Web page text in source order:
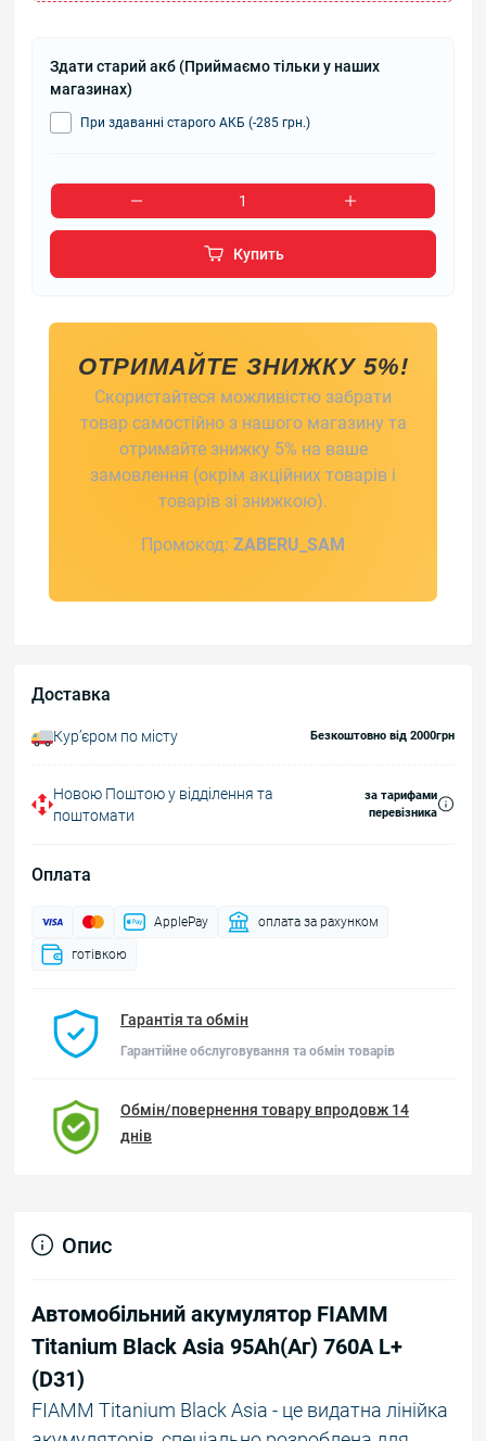
Здати старий акб (Приймаємо тільки у наших
магазинах)
При здаванні старого АКБ (-285 грн.)
Купить
ОТРИМАЙТЕ ЗНИЖКУ 5%!
Скористайтеся можливістю забрати
товар самостійно з нашого магазину та
отримайте знижку 5% на ваше
замовлення (окрім акційних товарів і
товарів зі знижкою).
Промокод: ZABERU_SAM
Доставка
Курʼєром по місту Безкоштовно від 2000грн
Новою Поштою у відділення та
поштомати
за тарифами
перевізника
Оплата
ApplePay оплата за рахунком
готівкою
Гарантія та обмін
Гарантійне обслуговування та обмін товарів
Обмін/повернення товару впродовж 14
днів
Опис
Автомобільний акумулятор FIAMM
Titanium Black Asia 95Ah(Аг) 760A L+
(D31)
FIAMM Titanium Black Asia - це видатна лінійка